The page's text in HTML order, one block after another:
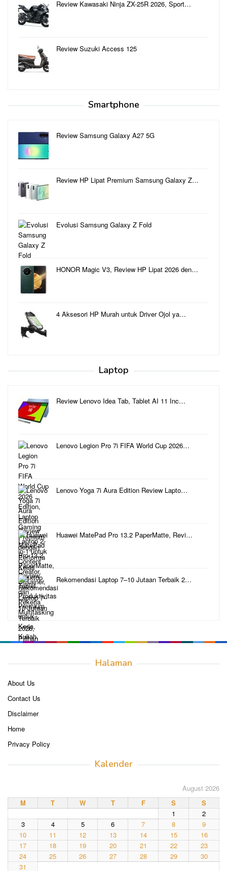
Review Kawasaki Ninja ZX-25R 2026, Sport…
Review Suzuki Access 125
Smartphone
Review Samsung Galaxy A27 5G
Review HP Lipat Premium Samsung Galaxy Z…
Evolusi Samsung Galaxy Z Fold
HONOR Magic V3, Review HP Lipat 2026 den…
4 Aksesori HP Murah untuk Driver Ojol ya…
Laptop
Review Lenovo Idea Tab, Tablet AI 11 Inc…
Lenovo Legion Pro 7i FIFA World Cup 2026…
Lenovo Yoga 7i Aura Edition Review Lapto…
Huawei MatePad Pro 13.2 PaperMatte, Revi…
Rekomendasi Laptop 7–10 Jutaan Terbaik 2…
Halaman
About Us
Contact Us
Disclaimer
Home
Privacy Policy
Kalender
August 2026
M
T W T F S
S
1
2
3
4 5 6 7 8
9
10
11 12 13 14 15
16
17
18 19 20 21 22
23
24
25 26 27 28 29
30
31